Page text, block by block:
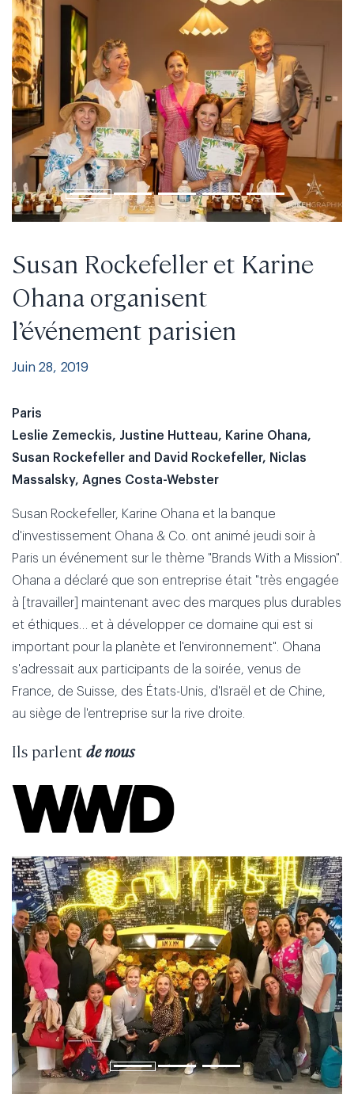
Susan Rockefeller et Karine
Ohana organisent
l’événement parisien
Juin 28, 2019
Paris
Leslie Zemeckis, Justine Hutteau, Karine Ohana,
Susan Rockefeller and David Rockefeller, Niclas
Massalsky, Agnes Costa-Webster
Susan Rockefeller, Karine Ohana et la banque
d'investissement Ohana & Co. ont animé jeudi soir à
Paris un événement sur le thème "Brands With a Mission".
Ohana a déclaré que son entreprise était "très engagée
à [travailler] maintenant avec des marques plus durables
et éthiques… et à développer ce domaine qui est si
important pour la planète et l'environnement". Ohana
s'adressait aux participants de la soirée, venus de
France, de Suisse, des États-Unis, d'Israël et de Chine,
au siège de l'entreprise sur la rive droite.
Ils parlentde nous